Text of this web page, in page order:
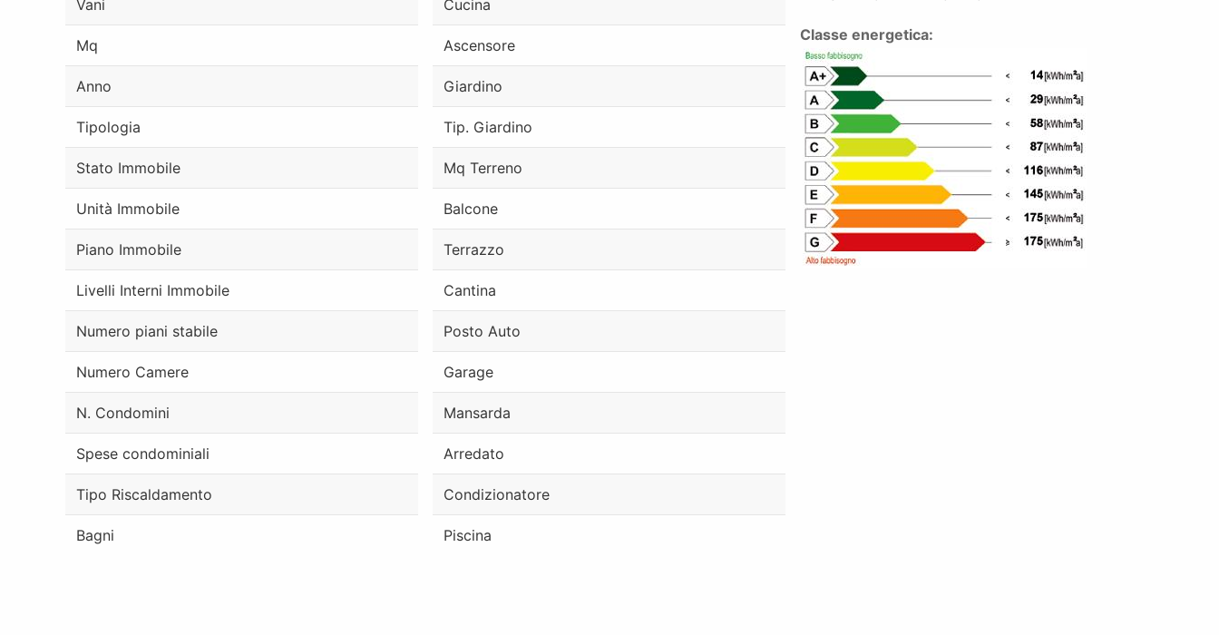
Vani
Mq
Anno
Tipologia
Stato Immobile
Unità Immobile
Piano Immobile
Livelli Interni Immobile
Numero piani stabile
Numero Camere
N. Condomini
Spese condominiali
Tipo Riscaldamento
Bagni
Cucina
Ascensore
Giardino
Tip. Giardino
Mq Terreno
Balcone
Terrazzo
Cantina
Posto Auto
Garage
Mansarda
Arredato
Condizionatore
Piscina
Classe energetica: